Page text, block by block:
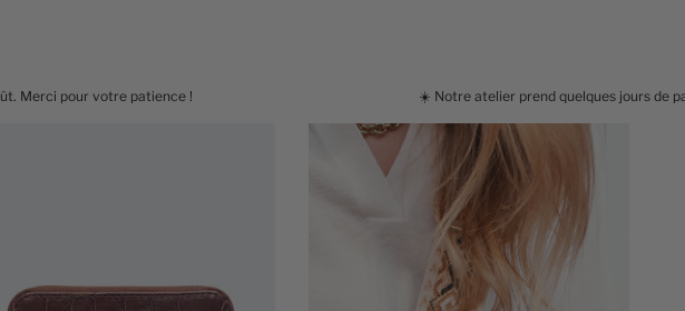
! Notre atelier prend quelques jours de pause estivale. Les